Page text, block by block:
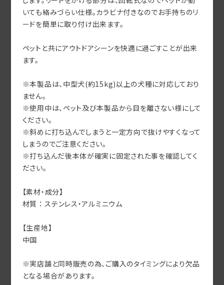
いても絡みづらい仕様。カラビナ付きなのでお手持ちのリ
ードを簡単に取り付け出来ます。
ペットと共にアウトドアシーンを快適に過ごすことが出来
ます。
※本製品は、中型犬(約15kg)以上の犬種に対応しており
ません。
※使用中は、ペット及び本製品から目を離さない様にして
ください。
※斜めに打ち込んでしまうと一定方向で抜けやすくなって
しまうのでご注意ください。
※打ち込んだ後本体が確実に固定された事を確認してく
ださい。
【素材・成分】
材質 ： ステンレス・アルミニウム
【生産地】
中国
※実店舗と同時販売の為、ご購入のタイミングにより欠品
となる場合があります。